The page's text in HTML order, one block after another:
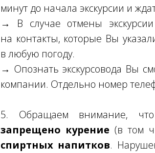
минут до начала экскурсии и
→ В случае отмены
на контакты, которые Вы
в любую погоду.
→ Опознать экскурсовода Вы
компании. Отдельно номер
5. Обращаем внимание,
запрещено курение (в том
спиртных напитков.